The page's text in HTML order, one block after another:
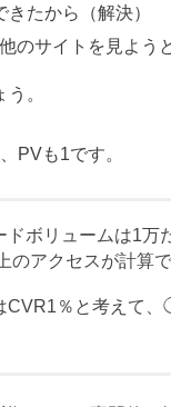
たから（解決）
のサイトを見よう
。
PVも1です。
ドボリュームは1万
のアクセスが計算で
CVR1％と考えて